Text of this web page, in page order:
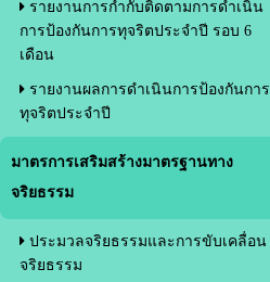
รายงานการกำกับติดตามการดำเนิน
การป้องกันการทุจริตประจำปี รอบ 6
เดือน
รายงานผลการดำเนินการป้องกันการ
ทุจริตประจำปี
มาตรการเสริมสร้างมาตรฐานทาง
จริยธรรม
ประมวลจริยธรรมและการขับเคลื่อน
จริยธรรม